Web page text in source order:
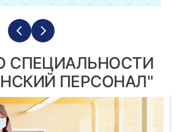
СПЕЦИАЛЬНОСТИ
ПЕРСОНАЛ"